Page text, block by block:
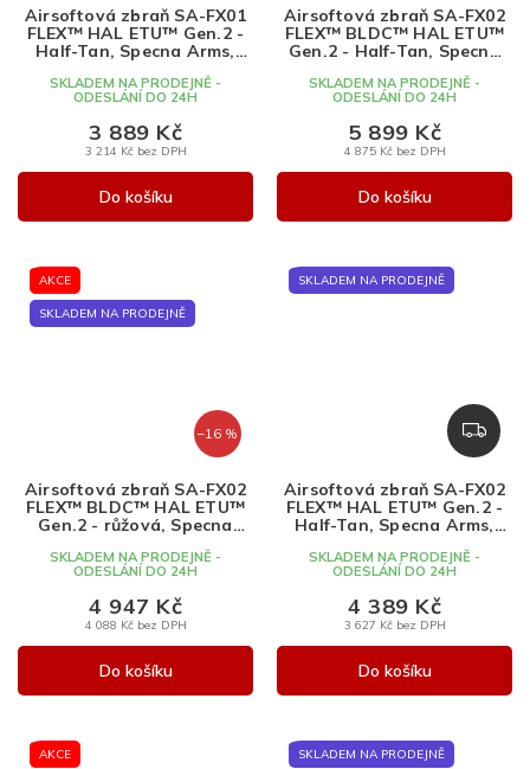
R
M
Airsoftová zbraň SA-FX01
FLEX™ HAL ETU™ Gen.2 -
Half-Tan, Specna Arms,
SKLADEM NA PRODEJNĚ -
ODESLÁNÍ DO 24H
3 214 Kč bez DPH
3 889 Kč
Do košíku
R
M
Airsoftová zbraň SA-FX02
FLEX™ BLDC™ HAL ETU™
Gen.2 - Half-Tan, Specna
SKLADEM NA PRODEJNĚ -
ODESLÁNÍ DO 24H
4 875 Kč bez DPH
5 899 Kč
Do košíku
AKCE
SKLADEM NA PRODEJNĚ
–16 %
Airsoftová zbraň SA-FX02
FLEX™ BLDC™ HAL ETU™
Gen.2 - růžová, Specna
SKLADEM NA PRODEJNĚ -
ODESLÁNÍ DO 24H
4 088 Kč bez DPH
4 947 Kč
Do košíku
SKLADEM NA PRODEJNĚ
Z
D
R
M
Airsoftová zbraň SA-FX02
FLEX™ HAL ETU™ Gen.2 -
Half-Tan, Specna Arms,
SKLADEM NA PRODEJNĚ -
ODESLÁNÍ DO 24H
3 627 Kč bez DPH
4 389 Kč
Do košíku
AKCE SKLADEM NA PRODEJNĚ